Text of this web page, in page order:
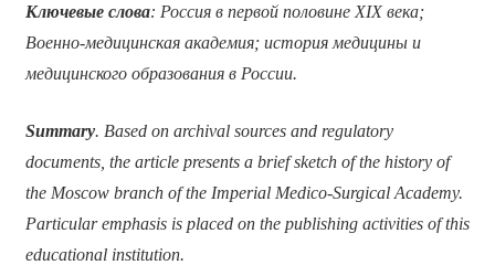
Ключевые слова: Россия в первой половине XIXвека;
Военно-медицинская академия; история медицины и
медицинского образования в России.
Summary. Based on archival sources and regulatory
documents, the article presents a brief sketch of the history of
the Moscow branch of the Imperial Medico-Surgical Academy.
Particular emphasis is placed on the publishing activities of this
educational institution.